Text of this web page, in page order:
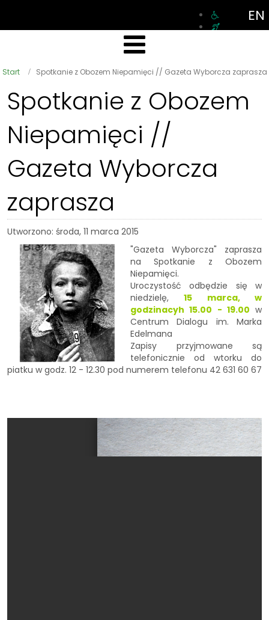
EN
Start Spotkanie z Obozem Niepamięci // Gazeta Wyborcza zaprasza
Spotkanie z Obozem
Niepamięci //
Gazeta Wyborcza
zaprasza
Utworzono: środa, 11 marca 2015
"Gazeta Wyborcza" zaprasza
na Spotkanie z Obozem
Niepamięci.
Uroczystość odbędzie się w
niedzielę,15 marca, w
godzinacyh 15.00 - 19.00 w
Centrum Dialogu im. Marka
Edelmana
Zapisy przyjmowane są
telefonicznie od wtorku do
piatku w godz. 12 - 12.30 pod numerem telefonu 42 631 60 67